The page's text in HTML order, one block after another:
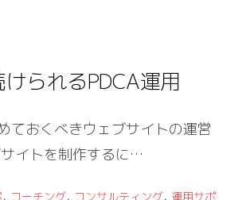
られるPDCA運用
ておくべきウェブサイトの運営
イトを制作するに…
, コーチング, コンサルティング, 運用サポ